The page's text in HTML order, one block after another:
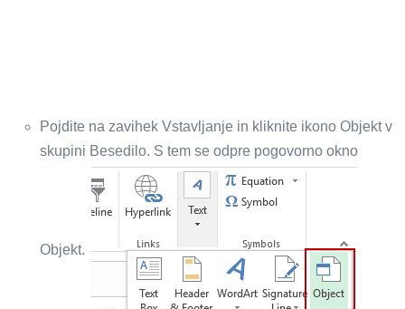
Pojdite na zavihek Vstavljanje in kliknite ikono Objekt v
skupini Besedilo. S tem se odpre pogovorno okno
Objekt.